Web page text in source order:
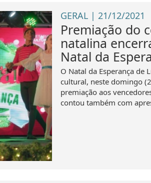
GERAL | 21/12/2021
Premiação do
natalina
Natal da
O Natal da Esperança de
cultural, neste domingo
premiação aos
contou também com